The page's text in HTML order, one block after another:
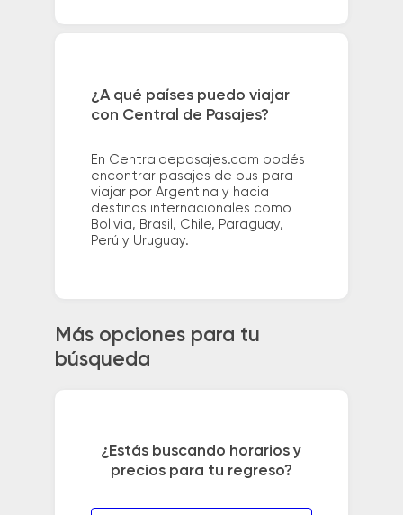
¿A qué países puedo viajar
con Central de Pasajes?
En Centraldepasajes.com podés
encontrar pasajes de bus para
viajar por Argentina y hacia
destinos internacionales como
Bolivia, Brasil, Chile, Paraguay,
Perú y Uruguay.
Más opciones para tu
búsqueda
¿Estás buscando horarios y
precios para tu regreso?